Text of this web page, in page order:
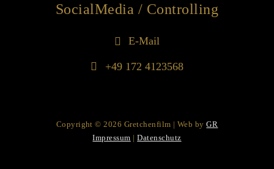
SocialMedia / Controlling
E-Mail
+49 172 4123568
Copyright © 2026 Gretchenfilm | Web byGR
Impressum |Datenschutz